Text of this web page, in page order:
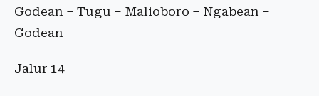
Godean – Tugu – Malioboro – Ngabean –
Godean
Jalur 14